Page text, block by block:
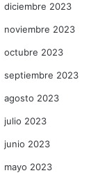
diciembre 2023
noviembre 2023
octubre 2023
septiembre 2023
agosto 2023
julio 2023
junio 2023
mayo 2023